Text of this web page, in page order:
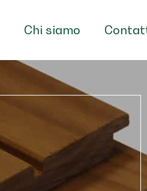
Chi siamo